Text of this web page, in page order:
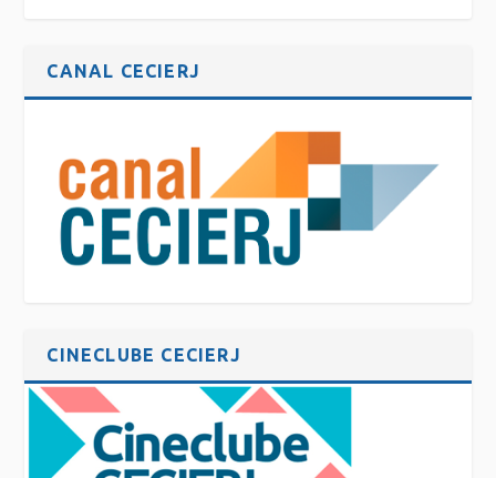
CANAL CECIERJ
CINECLUBE CECIERJ